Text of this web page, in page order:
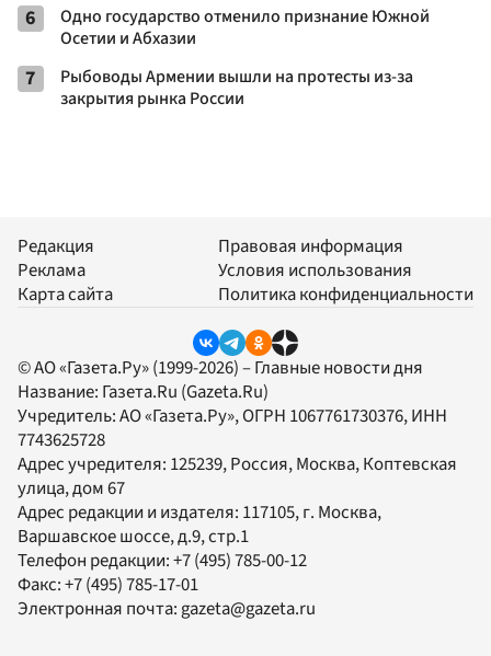
6
Одно государство отменило признание Южной
Осетии и Абхазии
7
Рыбоводы Армении вышли на протесты из-за
закрытия рынка России
Редакция
Реклама
Карта сайта
Правовая информация
Условия использования
Политика конфиденциальности
© АО «Газета.Ру» (1999-2026) – Главные новости дня
Название: Газета.Ru (Gazeta.Ru)
Учредитель:АО «Газета.Ру», ОГРН 1067761730376, ИНН
7743625728
Адрес учредителя: 125239, Россия, Москва, Коптевская
улица, дом 67
Адрес редакции и издателя: 117105, г. Москва,
Варшавское шоссе, д.9, стр.1
Телефон редакции:+7 (495) 785-00-12
Факс:+7 (495) 785-17-01
Электронная почта: gazeta@gazeta.ru